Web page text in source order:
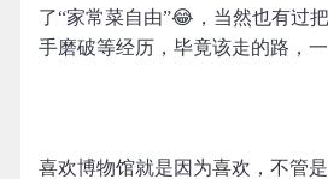
了“家常菜自由”😂，当然也有过
手磨破等经历，毕竟该走的路，一
喜欢博物馆就是因为喜欢，不管